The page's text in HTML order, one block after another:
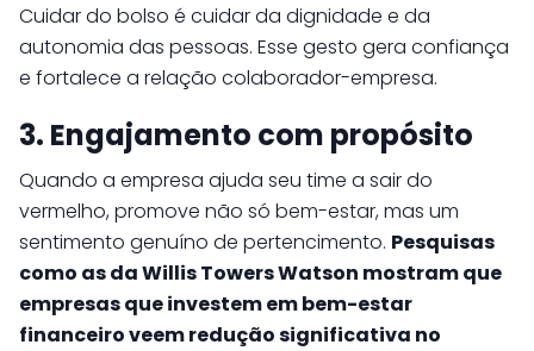
Cuidar do bolso é cuidar da dignidade e da
autonomia das pessoas. Esse gesto gera confiança
e fortalece a relação colaborador-empresa.
3. Engajamento com propósito
Quando a empresa ajuda seu time a sair do
vermelho, promove não só bem-estar, mas um
sentimento genuíno de pertencimento. Pesquisas
como as da Willis Towers Watson mostram que
empresas que investem em bem-estar
financeiro veem redução significativa no